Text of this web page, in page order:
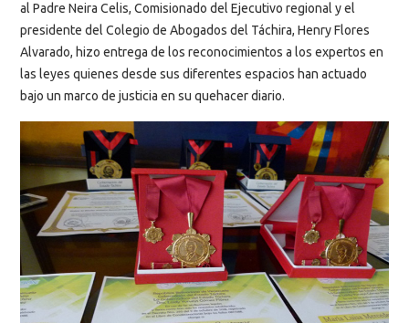
al Padre Neira Celis, Comisionado del Ejecutivo regional y el
presidente del Colegio de Abogados del Táchira, Henry Flores
Alvarado, hizo entrega de los reconocimientos a los expertos en
las leyes quienes desde sus diferentes espacios han actuado
bajo un marco de justicia en su quehacer diario.